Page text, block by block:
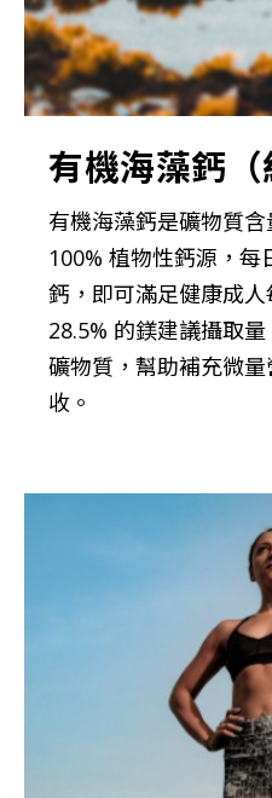
有機海藻鈣（
有機海藻鈣是礦物質
100% 植物性鈣源，
鈣，即可滿足健康成人
28.5% 的鎂建議攝取
礦物質，幫助補充微
收。